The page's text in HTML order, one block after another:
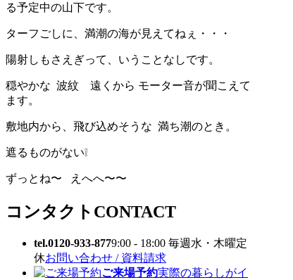
る予定中の山下です。
ターフごしに、満潮の海が見えてねぇ・・・
陽射しもさえぎって、いうことなしです。
穏やかな 波紋 遠くから モーター音が聞こえて
ます。
敷地内から、飛び込めそうな 満ち潮のとき。
遮るものがない❕
ずっとね〜 えへへ〜〜
コンタクト CONTACT
tel.0120-933-8779:00 - 18:00 毎週水・木曜定
休お問い合わせ / 資料請求
ご来場予約実際の暮らしがイ